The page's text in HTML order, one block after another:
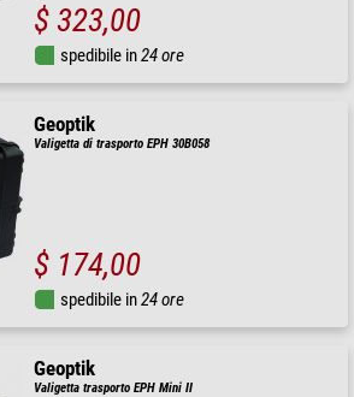
$ 323,00
spedibile in24 ore
Geoptik
Valigetta di trasporto EPH 30B058
$ 174,00
spedibile in24 ore
Geoptik
Valigetta trasporto EPH Mini II